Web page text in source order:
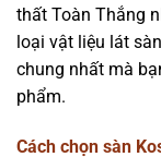
thất Toàn Thắng
loại vật liệu lát
chung nhất mà
phẩm.
Cách chọn sàn